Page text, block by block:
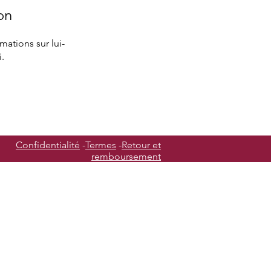
sur lui-
Confidentialité -Termes -Retour et
remboursement